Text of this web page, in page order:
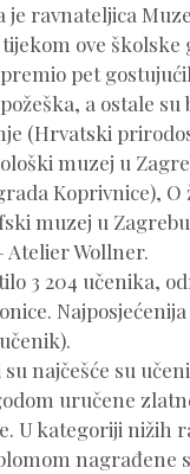
ravnateljica
ove
pet
a ostale su
(Hrvatski
muzej u
Koprivnice), O
muzej u
Atelier Wollner.
3 204 učenika,
najčešće su
uručene
U kategoriji nižih
nagrađene